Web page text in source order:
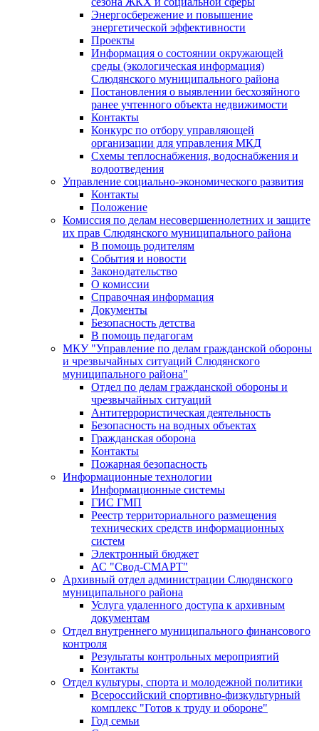
Энергосбережение и повышение
энергетической эффективности
Проекты
Информация о состоянии окружающей
среды (экологическая информация)
Слюдянского муниципального района
Постановления о выявлении бесхозяйного
ранее учтенного объекта недвижимости
Контакты
Конкурс по отбору управляющей
организации для управления МКД
Схемы теплоснабжения, водоснабжения и
водоотведения
Управление социально-экономического развития
Контакты
Положение
Комиссия по делам несовершеннолетних и защите
их прав Слюдянского муниципального района
В помощь родителям
События и новости
Законодательство
О комиссии
Справочная информация
Документы
Безопасность детства
В помощь педагогам
МКУ "Управление по делам гражданской обороны
и чрезвычайных ситуаций Слюдянского
муниципального района"
Отдел по делам гражданской обороны и
чрезвычайных ситуаций
Антитеррористическая деятельность
Безопасность на водных объектах
Гражданская оборона
Контакты
Пожарная безопасность
Информационные технологии
Информационные системы
ГИС ГМП
Реестр территориального размещения
технических средств информационных
систем
Электронный бюджет
АС "Свод-СМАРТ"
Архивный отдел администрации Слюдянского
муниципального района
Услуга удаленного доступа к архивным
документам
Отдел внутреннего муниципального финансового
контроля
Результаты контрольных мероприятий
Контакты
Отдел культуры, спорта и молодежной политики
Всероссийский спортивно-физкультурный
комплекс "Готов к труду и обороне"
Год семьи